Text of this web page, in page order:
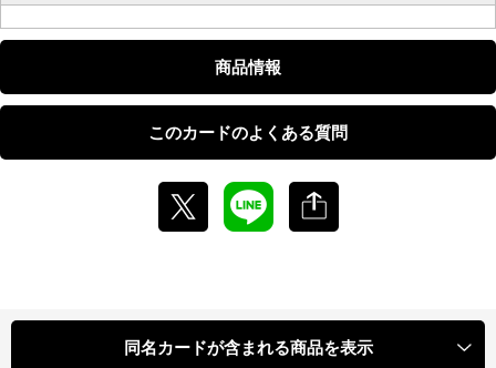
商品情報
このカードのよくある質問
同名カードが含まれる商品を表示